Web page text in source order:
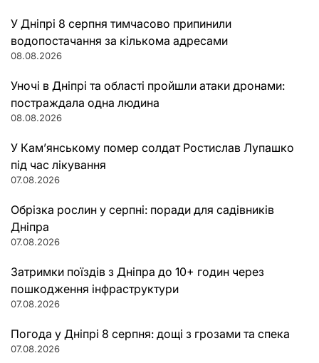
У Дніпрі 8 серпня тимчасово припинили
водопостачання за кількома адресами
08.08.2026
Уночі в Дніпрі та області пройшли атаки дронами:
постраждала одна людина
08.08.2026
У Кам’янському помер солдат Ростислав Лупашко
під час лікування
07.08.2026
Обрізка рослин у серпні: поради для садівників
Дніпра
07.08.2026
Затримки поїздів з Дніпра до 10+ годин через
пошкодження інфраструктури
07.08.2026
Погода у Дніпрі 8 серпня: дощі з грозами та спека
07.08.2026